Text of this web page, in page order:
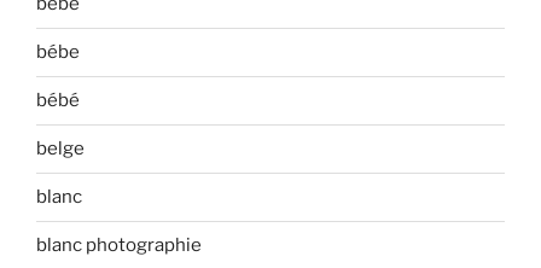
bébe
bébé
belge
blanc
blanc photographie